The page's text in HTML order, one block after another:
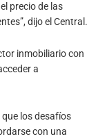
precio de las
dijo el Central.
inmobiliario con
a
los desafíos
con una